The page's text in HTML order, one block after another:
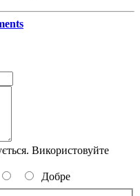
Використовуйте
Добре